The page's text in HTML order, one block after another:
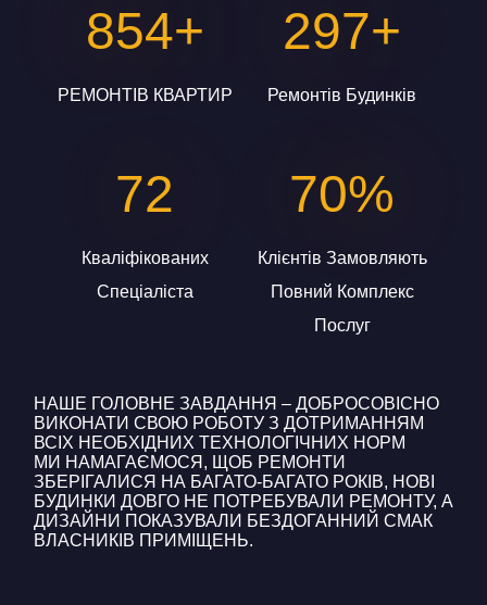
854+
РЕМОНТІВ КВАРТИР
297+
Ремонтів Будинків
72
Кваліфікованих
Спеціаліста
70%
Клієнтів Замовляють
Повний Комплекс
Послуг
НАШЕ ГОЛОВНЕ ЗАВДАННЯ – ДОБРОСОВІСНО
ВИКОНАТИ СВОЮ РОБОТУ З ДОТРИМАННЯМ
ВСІХ НЕОБХІДНИХ ТЕХНОЛОГІЧНИХ НОРМ
МИ НАМАГАЄМОСЯ, ЩОБ РЕМОНТИ
ЗБЕРІГАЛИСЯ НА БАГАТО-БАГАТО РОКІВ, НОВІ
БУДИНКИ ДОВГО НЕ ПОТРЕБУВАЛИ РЕМОНТУ, А
ДИЗАЙНИ ПОКАЗУВАЛИ БЕЗДОГАННИЙ СМАК
ВЛАСНИКІВ ПРИМІЩЕНЬ.